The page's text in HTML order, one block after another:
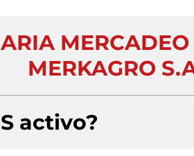
MERKAGRO
activo?